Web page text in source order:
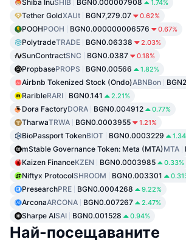
Shiba InuSHIB BGN0.000007908 1.74%
Tether GoldXAUt BGN7,279.07 0.62%
POOHPOOH BGN0.000000006576 0.67%
PolytradeTRADE BGN0.06338 2.03%
SunContractSNC BGN0.0387 0.18%
PropbasePROPS BGN0.00566 1.82%
Airbnb Tokenized Stock (Ondo)ABNBon
RaribleRARI BGN0.141 2.21%
Dora FactoryDORA BGN0.004912 0.77%
TharwaTRWA BGN0.0003955 1.21%
BioPassport TokenBIOT BGN0.0003229
mStable Governance Token: Meta (MTA)MTA
Kaizen FinanceKZEN BGN0.0003985 0.33%
Niftyx ProtocolSHROOM BGN0.003301
PresearchPRE BGN0.0004268 9.22%
ArconaARCONA BGN0.007267 2.47%
Sharpe AISAI BGN0.001528 0.94%
Най-посещаваните